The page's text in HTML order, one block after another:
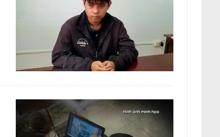
Shorts video
Podcast
EMagazine
Photo
Infographic